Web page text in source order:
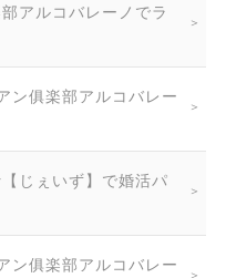
アルコバレーノでラ
ン俱楽部アルコバレー
じぇいず】で婚活パ
ン俱楽部アルコバレー